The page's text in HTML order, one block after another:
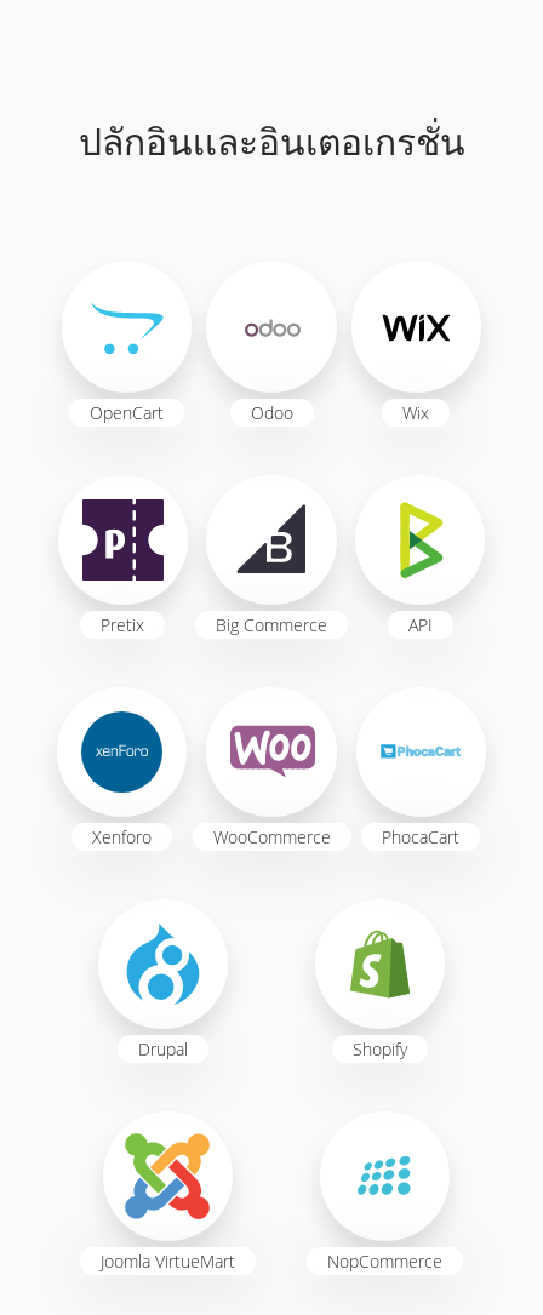
OpenCart Odoo Wix
Pretix Big Commerce API
Xenforo WooCommerce PhocaCart
Drupal Shopify
Joomla VirtueMart NopCommerce
ปลักอินเเละอินเตอเกรชั่น